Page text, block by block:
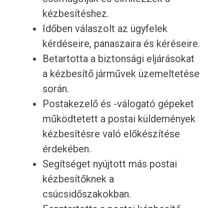
kézbesítéshez.
Időben válaszolt az ügyfelek
kérdéseire, panaszaira és kéréseire.
Betartotta a biztonsági eljárásokat
a kézbesítő járművek üzemeltetése
során.
Postakezelő és -válogató gépeket
működtetett a postai küldemények
kézbesítésre való előkészítése
érdekében.
Segítséget nyújtott más postai
kézbesítőknek a
csúcsidőszakokban.